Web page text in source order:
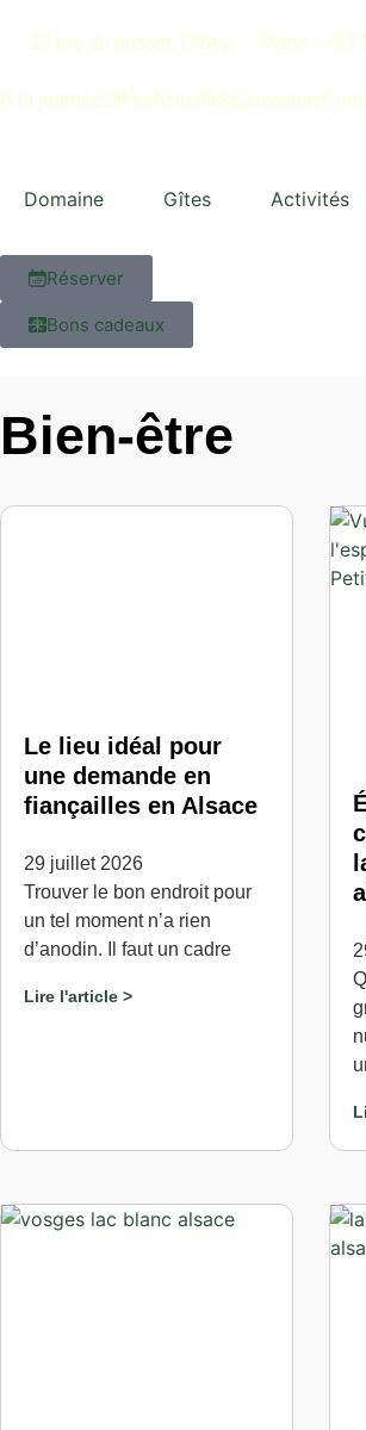
23 rue du busset, Orbey Marie : +33
À la journéeOffresActualitésQuestions
Domaine Gîtes Activités
Réserver
Bons cadeaux
Bien-être
Le lieu idéal pour
une demande en
fiançailles en Alsace
29 juillet 2026
Trouver le bon endroit pour
un tel moment n’a rien
d’anodin. Il faut un cadre
Lire l'article >